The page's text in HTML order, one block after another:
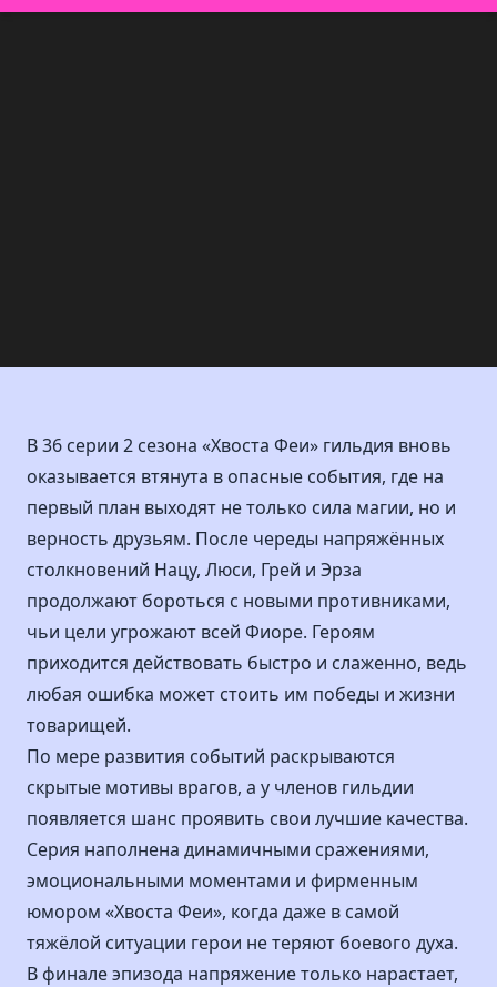
В 36 серии 2 сезона «Хвоста Феи» гильдия вновь
оказывается втянута в опасные события, где на
первый план выходят не только сила магии, но и
верность друзьям. После череды напряжённых
столкновений Нацу, Люси, Грей и Эрза
продолжают бороться с новыми противниками,
чьи цели угрожают всей Фиоре. Героям
приходится действовать быстро и слаженно, ведь
любая ошибка может стоить им победы и жизни
товарищей.
По мере развития событий раскрываются
скрытые мотивы врагов, а у членов гильдии
появляется шанс проявить свои лучшие качества.
Серия наполнена динамичными сражениями,
эмоциональными моментами и фирменным
юмором «Хвоста Феи», когда даже в самой
тяжёлой ситуации герои не теряют боевого духа.
В финале эпизода напряжение только нарастает,